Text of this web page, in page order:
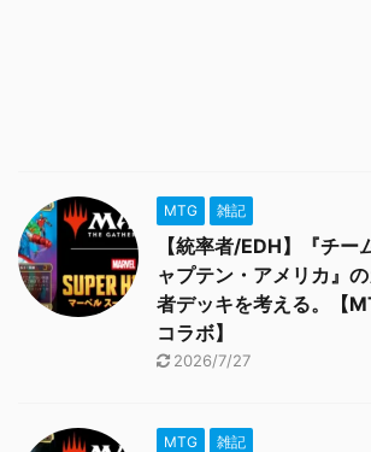
MTG 雑記
【統率者/EDH】『チー
ャプテン・アメリカ』
者デッキを考える。【
コラボ】
2026/7/27
MTG 雑記